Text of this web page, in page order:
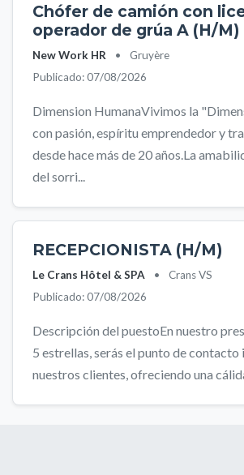
Chófer de camión con
operador de grúa A (H/M)
New Work HR •
Gruyère
Publicado: 07/08/2026
Dimension HumanaVivimos la
con pasión, espíritu emprendedor y
desde hace más de 20 años.La
del sorri...
RECEPCIONISTA (H/M)
Le Crans Hôtel & SPA •
Crans VS
Publicado: 07/08/2026
Descripción del puestoEn nuestro
5 estrellas, serás el punto de contacto
nuestros clientes, ofreciendo una